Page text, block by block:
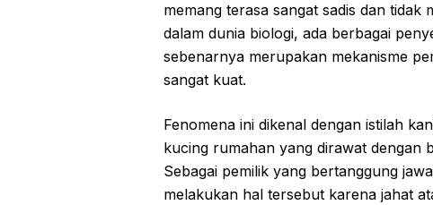
memang terasa sangat sadis dan
dalam dunia biologi, ada berbagai
sebenarnya merupakan mekanisme
sangat kuat.
Fenomena ini dikenal dengan istilah
kucing rumahan yang dirawat dengan
Sebagai pemilik yang bertanggung
melakukan hal tersebut karena jahat